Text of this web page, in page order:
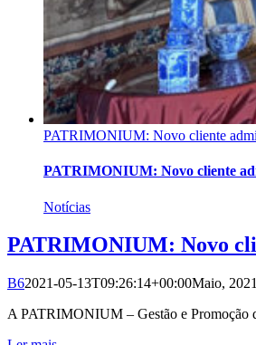
PATRIMONIUM: Novo cliente
PATRIMONIUM: Novo cliente
Notícias
PATRIMONIUM: Novo
B62021-05-13T09:26:14+00:00Maio, 2021
A PATRIMONIUM – Gestão e Promoção